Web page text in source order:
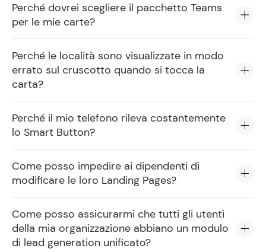
Perché dovrei scegliere il pacchetto Teams
per le mie carte?
Perché le località sono visualizzate in modo
errato sul cruscotto quando si tocca la
carta?
Perché il mio telefono rileva costantemente
lo Smart Button?
Come posso impedire ai dipendenti di
modificare le loro Landing Pages?
Come posso assicurarmi che tutti gli utenti
della mia organizzazione abbiano un modulo
di lead generation unificato?